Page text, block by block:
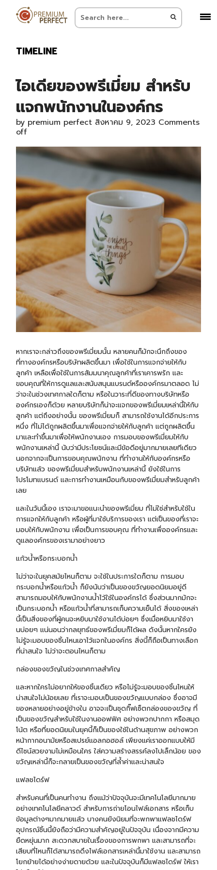
TIMELINE
ไอเดียของพรีเมี่ยม สำหรับ
แจกพนักงานในองค์กร
by premium perfect สิงหาคม 9, 2023 Comments
off
หากเราจะกล่าวถึงของพรีเมี่ยมนั้น หลายคนก็มักจะนึกถึงของ
ที่ทางองค์กรหรือบริษัทผลิตขึ้นมา เพื่อใช้ในการแจกจ่ายให้กับ
ลูกค้า เหลือเพื่อใช้ในการสัมมนาคุณลูกค้าที่เราเคารพรัก และ
ขอบคุณที่ให้การดูแลและสนับสนุนแบรนด์หรือองค์กรมาตลอด ไม่
ว่าจะในช่วงเทศกาลใดก็ตาม หรือในวาระที่ดีของทางบริษัทหรือ
องค์กรเองก็ด้วย หลายบริษัทก็น่าจะแจกของพรีเมี่ยมเหล่านี้ให้กับ
ลูกค้า แต่ถึงอย่างนั้น ของพรีเมี่ยมก็ สามารถใช้งานได้อีกประการ
หนึ่ง ที่ไม่ได้ถูกผลิตขึ้นมาเพื่อแจกจ่ายให้กับลูกค้า แต่ถูกผลิตขึ้น
มาและทำขึ้นมาเพื่อให้พนักงานเอง การมอบของพรีเมี่ยมให้กับ
พนักงานเหล่านี้ นับว่ามีประโยชน์และมีข้อดีอยู่มากมายเลยทีเดียว
นอกจากจะเป็นการขอบคุณพนักงาน ที่ทำงานให้กับองค์กรหรือ
บริษัทแล้ว ของพรีเมี่ยมสำหรับพนักงานเหล่านี้ ยังใช้ในการ
โปรโมทแบรนด์ และการทำงานเหมือนกับของพรีเมี่ยมสำหรับลูกค้า
เลย
และในวันนี้เอง เราจะมาขอแนะนำของพรีเมี่ยม ที่ไม่ใช่สำหรับใช้ใน
การแจกให้กับลูกค้า หรือผู้ที่มาใช้บริการของเรา แต่เป็นของที่เราจะ
มอบให้กับพนักงาน เพื่อเป็นการขอบคุณ ที่ทำงานเพื่อองค์กรและ
ดูแลองค์กรของเรามาอย่างยาว
แก้วน้ำหรือกระบอกน้ำ
ไม่ว่าจะในยุคสมัยไหนก็ตาม จะใช้ในประการใดก็ตาม การมอบ
กระบอกน้ำหรือแก้วน้ำ ก็ยังนับว่าเป็นของขวัญยอดนิยมอยู่ดี
สามารถมอบให้กับพนักงานน้ำไว้ใช้ในองค์กรได้ ซึ่งส่วนมากมักจะ
เป็นกระบอกน้ำ หรือแก้วน้ำที่สามารถเก็บความเย็นได้ สิ่งของเหล่า
นี้เป็นสิ่งของที่ผู้คนจะหยิบมาใช้งานได้บ่อยๆ ซึ่งเมื่อหยิบมาใช้งา
นบ่อยๆ แน่นอนว่ากลยุทธ์ของพรีเมี่ยมก็ได้ผล ดังนั้นหากใครยัง
ไม่รู้จะมอบของชิ้นไหนเอาไว้แจกในองค์กร สิ่งนี้ก็ถือเป็นทางเลือก
ที่น่าสนใจ ไม่ว่าจะตอนไหนก็ตาม
กล่องของขวัญในช่วงเทศกาลสำคัญ
และหากใครไม่อยากให้ของชิ้นเดียว หรือไม่รู้จะมอบของชิ้นไหนให้
น่าสนใจไม่น้อยเลย ที่เราจะมอบเป็นของขวัญแบบกล่อง ซึ่งอาจมี
ของหลายอย่างอยู่ข้างใน อาจจะเป็นชุดกิ๊ฟเซ็ตกล่องของขวัญ ที่
เป็นของขวัญสำหรับใช้ในงานออฟฟิศ อย่างพวกปากกา หรือสมุด
โน้ต หรือที่ยอดนิยมในยุคนี้ก็เป็นของใช้ในด้านสุขภาพ อย่างพวก
หน้ากากอนามัยหรือสเปรย์แอลกอฮอล์ เพียงแค่เราออกแบบให้มี
ดีไซน์สวยงามไม่เหมือนใคร ใส่ความสร้างสรรค์ลงไปเล็กน้อย ของ
ขวัญเหล่านี้ก็จะกลายเป็นของขวัญที่ล้ำค่าและน่าสนใจ
แฟลชไดร์ฟ
สำหรับคนที่เป็นคนทำงาน ถึงแม้ว่าปัจจุบันจะมีเทคโนโลยีมากมาย
อย่างเทคโนโลยีคลาวด์ สำหรับการถ่ายโอนไฟล์เอกสาร หรือเก็บ
ข้อมูลต่างๆมากมายแล้ว บางคนยังนิยมที่จะพกพาแฟลชไดร์ฟ
อุปกรณ์ชิ้นนี้ยังถือว่ามีความสำคัญอยู่ในปัจจุบัน เนื่องจากมีความ
ยืดหยุ่นมาก สะดวกสบายในเรื่องของการพกพา และสามารถที่จะ
เสียบที่ไหนก็ได้สามารถดึงไฟล์เอกสารเหล่านี้มาใช้งาน และสามารถ
โยกย้ายได้อย่างง่ายดายด้วย และในปัจจุบันก็มีแฟลชไดร์ฟให้เรา